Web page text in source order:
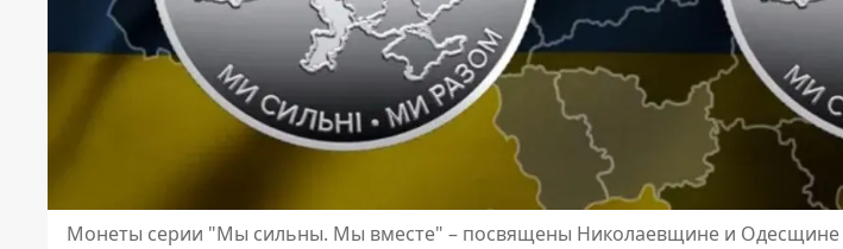
Монеты серии "Мы сильны. Мы вместе" – посвящены Николаевщине и